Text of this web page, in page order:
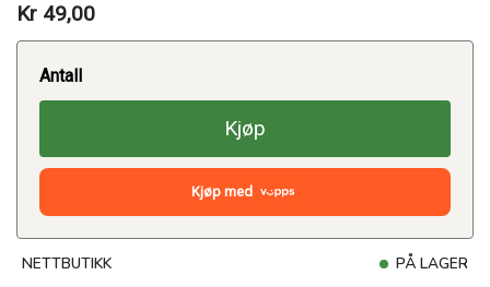
Kr 49,00
Antall
Kjøp
Kjøp med
NETTBUTIKK PÅ LAGER